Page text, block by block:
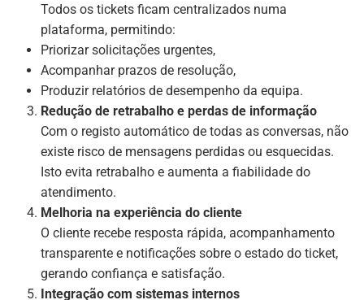
Todos os tickets ficam centralizados numa
plataforma, permitindo:
Priorizar solicitações urgentes,
Acompanhar prazos de resolução,
Produzir relatórios de desempenho da equipa.
Redução de retrabalho e perdas de informação
Com o registo automático de todas as conversas, não
existe risco de mensagens perdidas ou esquecidas.
Isto evita retrabalho e aumenta a fiabilidade do
atendimento.
Melhoria na experiência do cliente
O cliente recebe resposta rápida, acompanhamento
transparente e notificações sobre o estado do ticket,
gerando confiança e satisfação.
Integração com sistemas internos